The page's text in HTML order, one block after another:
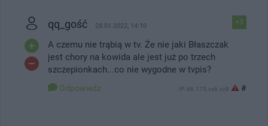
+3
qq_gość 28.01.2022, 14:10
A czemu nie trąbią w tv. Że nie jaki Błaszczak
jest chory na kowida ale jest już po trzech
szczepionkach...co nie wygodne w tvpis?
Odpowiedz IP: 46.175.xx6.xx8 #